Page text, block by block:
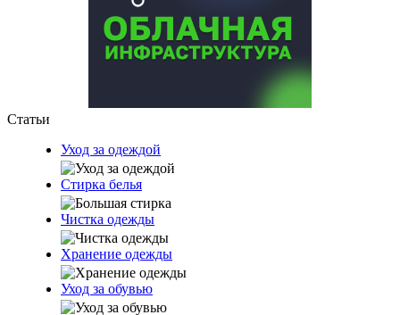
Статьи
Уход за одеждой
Стирка белья
Чистка одежды
Хранение одежды
Уход за обувью